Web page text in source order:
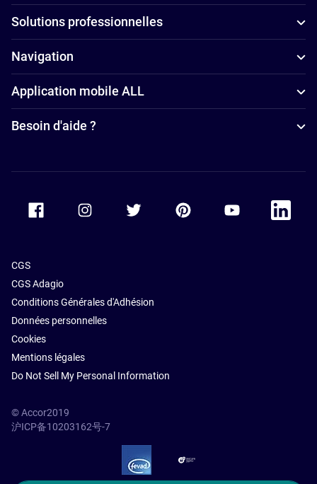
Hôtels avec
piscine à
Curitiba
Hôtels
4 étoiles à
Solutions professionnelles
Navigation
Application mobile ALL
Besoin d'aide ?
Accor Facebook Accor TwitterAccor PinterestAccor Youtube
Accor
CGS
CGS Adagio
Conditions Générales d'Adhésion
Données personnelles
Cookies
Mentions légales
Do Not Sell My Personal Information
© Accor2019
沪ICP备10203162号-7